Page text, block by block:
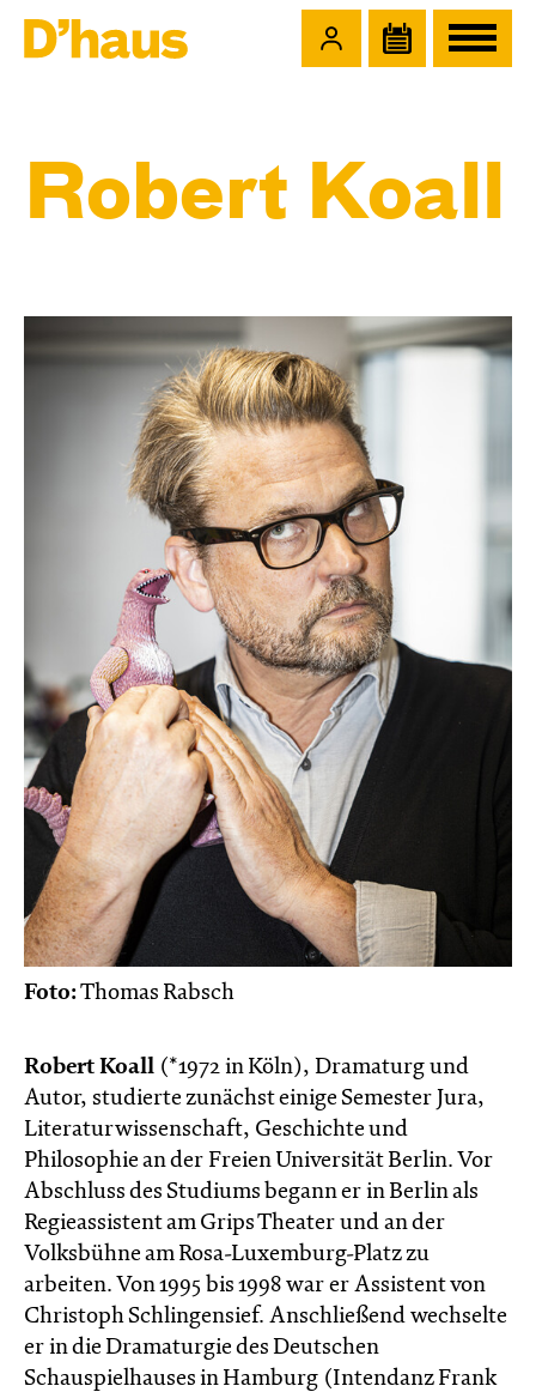
Robert Koall
Foto:Thomas Rabsch
Robert Koall (*1972 in Köln), Dramaturg und
Autor, studierte zunächst einige Semester Jura,
Literaturwissenschaft, Geschichte und
Philosophie an der Freien Universität Berlin. Vor
Abschluss des Studiums begann er in Berlin als
Regieassistent am Grips Theater und an der
Volksbühne am Rosa-Luxemburg-Platz zu
arbeiten. Von 1995 bis 1998 war er Assistent von
Christoph Schlingensief. Anschließend wechselte
er in die Dramaturgie des Deutschen
Schauspielhauses in Hamburg (Intendanz Frank